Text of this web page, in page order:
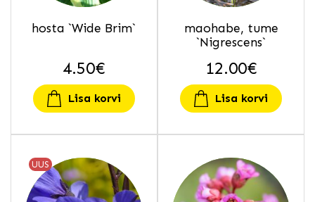
hosta `Wide Brim`
4.50€
Lisa korvi
maohabe, tume
`Nigrescens`
12.00€
Lisa korvi
UUS